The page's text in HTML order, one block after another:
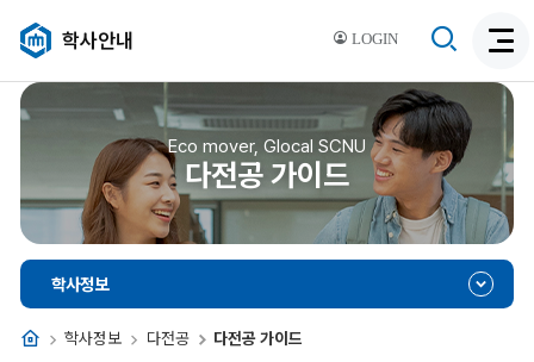
LOGIN
학사안내
색
활
성
색
Eco mover, Glocal SCNU
다전공 가이드
홈 학사정보 다전공 다전공 가이드
학사정보